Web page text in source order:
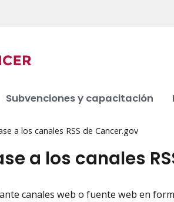
Subvenciones y capacitación
a los canales RSS de Cancer.gov
a los canales
canales web o fuente web en